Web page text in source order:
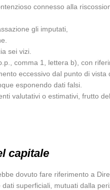
connesso alla
gli imputati,
sei vizi.
comma 1, lettera b), con
eccessivo dal punto di
esponendo dati falsi.
valutativi o estimativi, frutto
capitale
dovuto fare riferimento a
superficiali, mutuati dalla